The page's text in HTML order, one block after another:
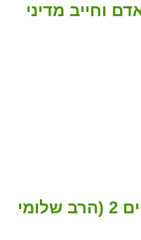
וחייב מדיני
דף עבודה- פטור מדיני אדם וחייב מדיני שמיים 2 (הרב שלומי